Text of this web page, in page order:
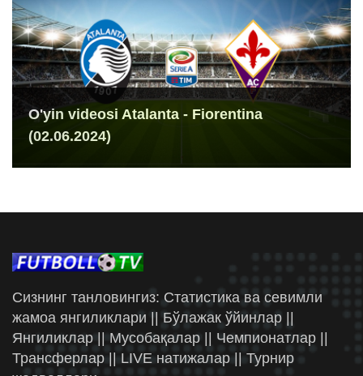
O'yin videosi Atalanta - Fiorentina
(02.06.2024)
Сизнинг танловингиз: Статистика ва севимли
жамоа янгиликлари || Бўлажак ўйинлар ||
Янгиликлар || Мусобақалар || Чемпионатлар ||
Трансферлар || LIVE натижалар || Турнир